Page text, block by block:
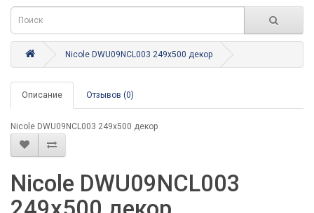
Nicole DWU09NCL003 249x500 декор
Описание Отзывов (0)
Nicole DWU09NCL003 249x500 декор
Nicole DWU09NCL003